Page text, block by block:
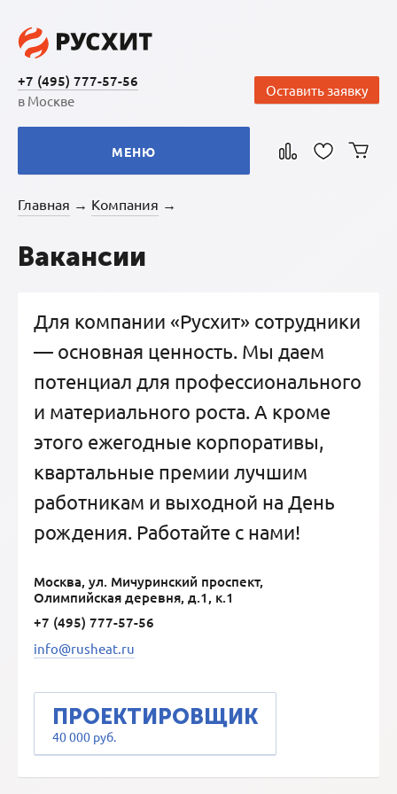
+7 (495) 777-57-56
в Москве
Оставить заявку
МЕНЮ
Главная → Компания →
Вакансии
Для компании «Русхит» сотрудники
— основная ценность. Мы даем
потенциал для профессионального
и материального роста. А кроме
этого ежегодные корпоративы,
квартальные премии лучшим
работникам и выходной на День
рождения. Работайте с нами!
Москва, ул. Мичуринский проспект,
Олимпийская деревня, д.1, к.1
+7 (495) 777-57-56
info@rusheat.ru
ПРОЕКТИРОВЩИК
40 000 руб.